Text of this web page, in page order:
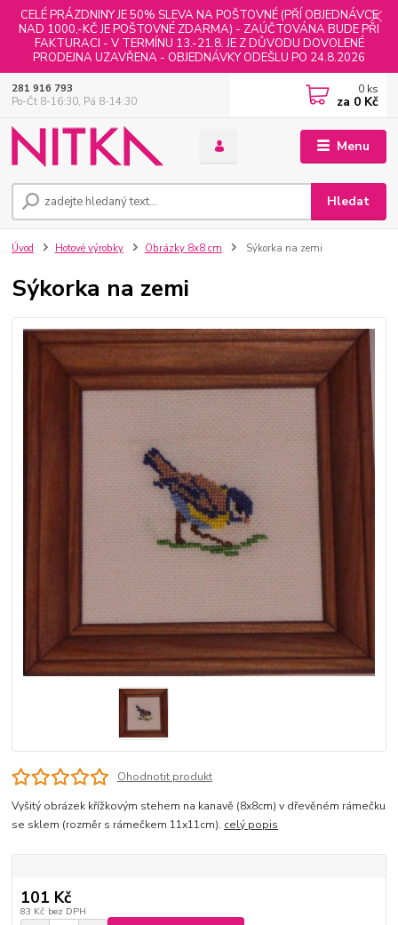
CELÉ PRÁZDNINY JE 50% SLEVA NA POŠTOVNÉ (PŘÍ OBJEDNÁVCE
NAD 1000,-KČ JE POŠTOVNÉ ZDARMA) - ZAÚČTOVÁNA BUDE PŘI
FAKTURACI - V TERMÍNU 13.-21.8. JE Z DŮVODU DOVOLENÉ
PRODEJNA UZAVŘENA - OBJEDNÁVKY ODEŠLU PO 24.8.2026
Menu
Hledat
281 916 793
Po-Čt 8-16:30, Pá 8-14:30
0 ks
za 0 Kč
Úvod Hotové výrobky Obrázky 8x8 cm Sýkorka na zemi
Sýkorka na zemi
Ohodnotit produkt
Vyšitý obrázek křížkovým stehem na kanavě (8x8cm) v dřevěném rámečku
se sklem (rozměr s rámečkem 11x11cm). celý popis
101 Kč
83 Kč bez DPH